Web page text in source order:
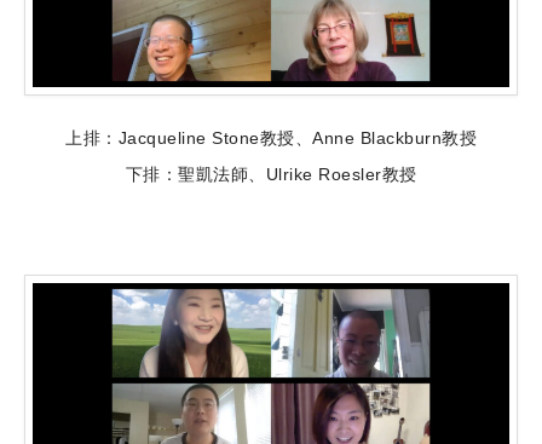
上排：Jacqueline Stone教授、Anne Blackburn教授
下排：聖凱法師、Ulrike Roesler教授